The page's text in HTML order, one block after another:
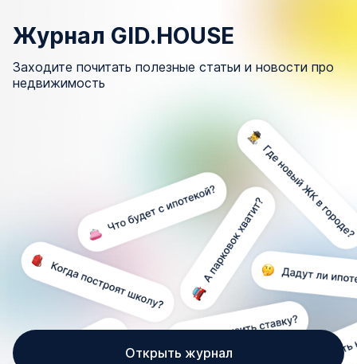
Журнал GID.HOUSE
Заходите почитать полезные статьи и новости про
недвижимость
Открыть журнал